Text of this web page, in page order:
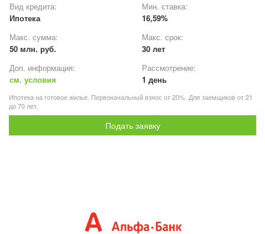
Вид кредита:
Ипотека
Мин. ставка:
16,59%
Макс. сумма:
50 млн. руб.
Макс. срок:
30 лет
Доп. информация:
см. условия
Рассмотрение:
1 день
Ипотека на готовое жилье. Первоначальный взнос от 20%. Для заемщиков от 21
до 70 лет.
Подать заявку